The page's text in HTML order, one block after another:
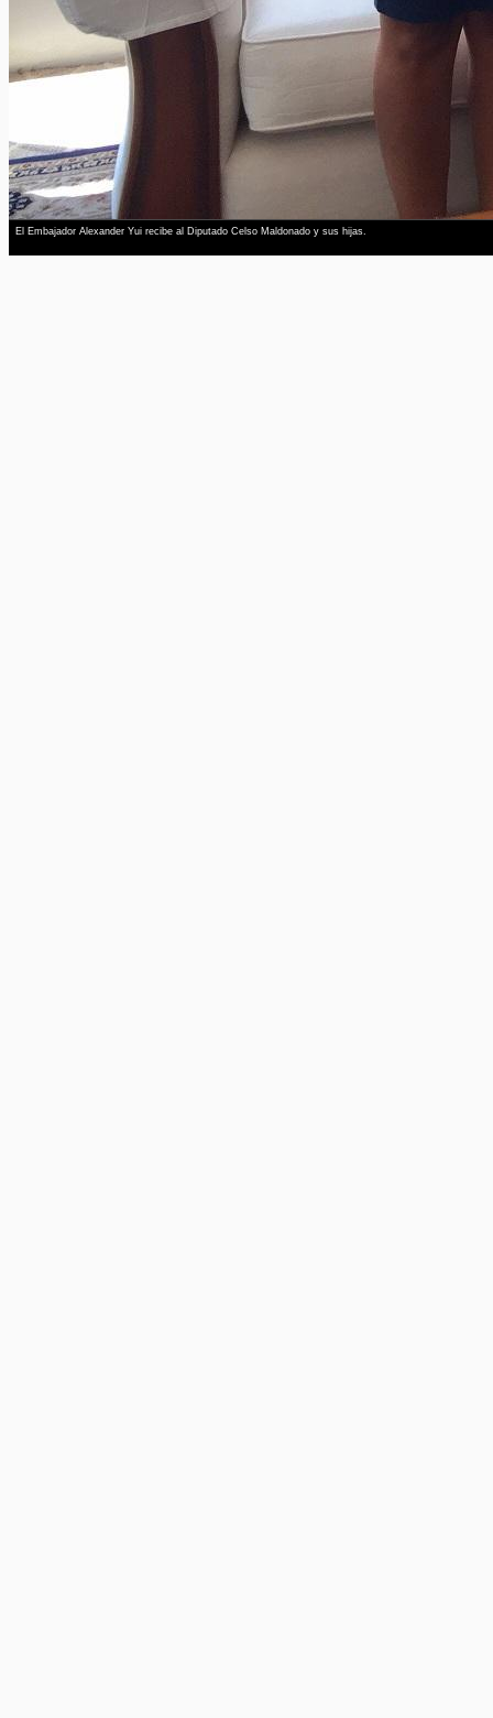
El Embajador Alexander Yui recibe al Diputado Celso Maldonado y sus hijas.